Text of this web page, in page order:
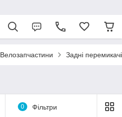
Велозапчастини Задні перемикачі
0 Фільтри